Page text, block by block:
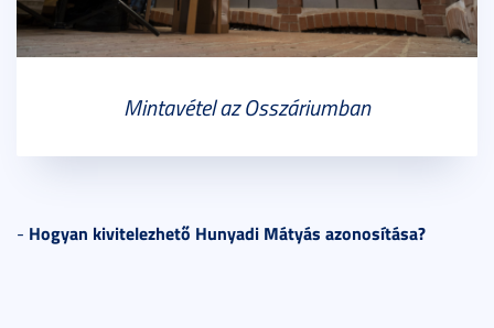
Mintavétel az Osszáriumban
- Hogyan kivitelezhető Hunyadi Mátyás azonosítása?